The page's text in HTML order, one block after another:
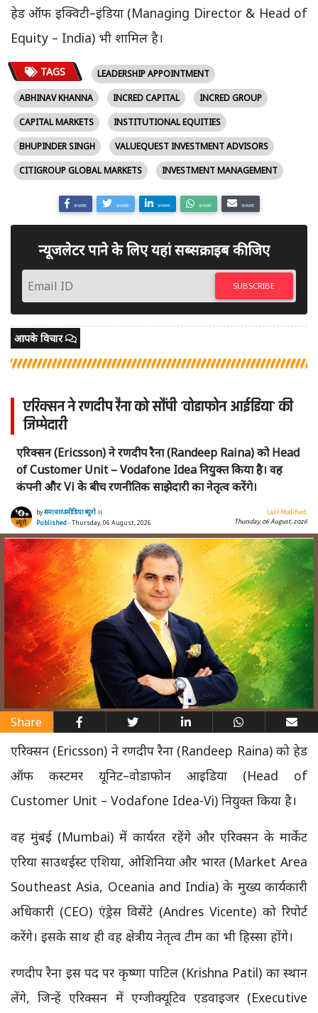
हेड ऑफ इक्विटी–इंडिया (Managing Director & Head of
Equity – India) भी शामिल है।
TAGS
LEADERSHIP APPOINTMENT
ABHINAV KHANNA
INCRED CAPITAL
INCRED GROUP
CAPITAL MARKETS
INSTITUTIONAL EQUITIES
BHUPINDER SINGH
VALUEQUEST INVESTMENT ADVISORS
CITIGROUP GLOBAL MARKETS
INVESTMENT MANAGEMENT
SHARE SHARE SHARE SHARE SHARE
न्यूजलेटर पाने के लिए यहां सब्सक्राइब कीजिए
SUBSCRIBE
आपके विचार
एरिक्सन ने रणदीप रैना को सौंपी 'वोडाफोन आईडिया' की
जिम्मेदारी
एरिक्सन (Ericsson) ने रणदीप रैना (Randeep Raina) को Head
of Customer Unit – Vodafone Idea नियुक्त किया है। वह
कंपनी और Vi के बीच रणनीतिक साझेदारी का नेतृत्व करेंगे।
byसमाचार4मीडिया ब्यूरो ।।
Published - Thursday, 06 August, 2026
Last Modified:
Thursday, 06 August, 2026
Share
एरिक्सन (Ericsson) ने रणदीप रैना (Randeep Raina) को हेड
ऑफ कस्टमर यूनिट–वोडाफोन आइडिया (Head of
Customer Unit – Vodafone Idea-Vi) नियुक्त किया है।
वह मुंबई (Mumbai) में कार्यरत रहेंगे और एरिक्सन के मार्केट
एरिया साउथईस्ट एशिया, ओशिनिया और भारत (Market Area
Southeast Asia, Oceania and India) के मुख्य कार्यकारी
अधिकारी (CEO) एंड्रेस विसेंटे (Andres Vicente) को रिपोर्ट
करेंगे। इसके साथ ही वह क्षेत्रीय नेतृत्व टीम का भी हिस्सा होंगे।
रणदीप रैना इस पद पर कृष्णा पाटिल (Krishna Patil) का स्थान
लेंगे, जिन्हें एरिक्सन में एग्जीक्यूटिव एडवाइजर (Executive